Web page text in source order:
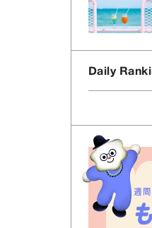
Daily
週